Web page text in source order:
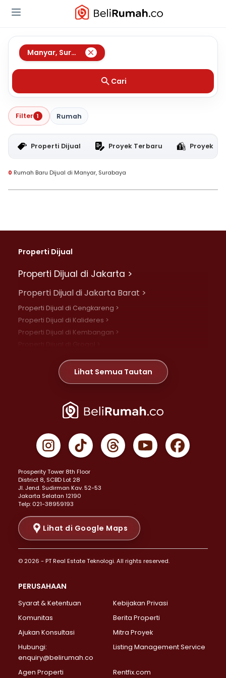
Manyar, Surabaya
Cari
Filter 1 Rumah
Properti Dijual Proyek Terbaru Proyek
0 Rumah Baru Dijual di Manyar, Surabaya
Properti Dijual
Properti Dijual di Jakarta >
Properti Dijual di Jakarta Barat >
Properti Dijual di Cengkareng >
Properti Dijual di Kalideres >
Properti Dijual di Kembangan >
Properti Dijual di Meruya >
Properti Dijual di Jelambar >
Properti Dijual di Jakarta Pusat >
Properti Dijual di Gambir >
Properti Dijual di Johar Baru >
Properti Dijual di Menteng >
Properti Dijual di Senen >
Properti Dijual di Tanah Abang >
Properti Dijual di Cikini >
Properti Dijual di Kramat >
Properti Dijual di Pasar Baru >
Properti Dijual di Bendungan Hilir >
Properti Dijual di Jakarta Selatan >
Properti Dijual di Lebak Bulus >
Properti Dijual di Gandaria Selatan >
Properti Dijual di Pondok Labu >
Properti Dijual di Lenteng Agung >
Properti Dijual di Senayan >
Properti Dijual di Pondok Pinang >
Lihat Semua Tautan
Prosperity Tower 8th Floor
District 8, SCBD Lot 28
JI. Jend. Sudirman Kav. 52-53
Jakarta Selatan 12190
Telp: 021-38959193
Lihat di Google Maps
© 2026 - PT Real Estate Teknologi. All rights reserved.
PERUSAHAAN
Syarat & Ketentuan
Kebijakan Privasi
Komunitas
Berita Properti
Ajukan Konsultasi
Mitra Proyek
Hubungi:
enquiry@belirumah.co
Listing Management Service
Agen Properti Rentfix.com